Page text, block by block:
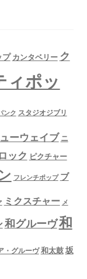
プ カンタベリー ク
ィポッ
ンク スタジオジブリ
ーウェイブ ニ
ック ピクチャー
フレンチポップ ブ
ミクスチャー メ
和グルーヴ和
・グルーヴ 和太鼓坂